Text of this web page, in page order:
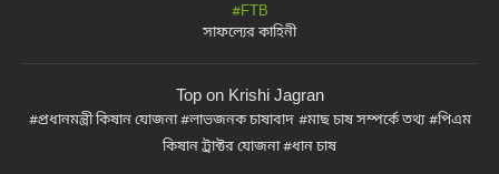
#FTB
সাফল্যের কাহিনী
Top on Krishi Jagran
প্রধানমন্ত্রী কিষান যোজনা লাভজনক চাষাবাদ মাছ চাষ সম্পর্কে তথ্য
পিএম
কিষান ট্রাক্টর যোজনা ধান চাষ